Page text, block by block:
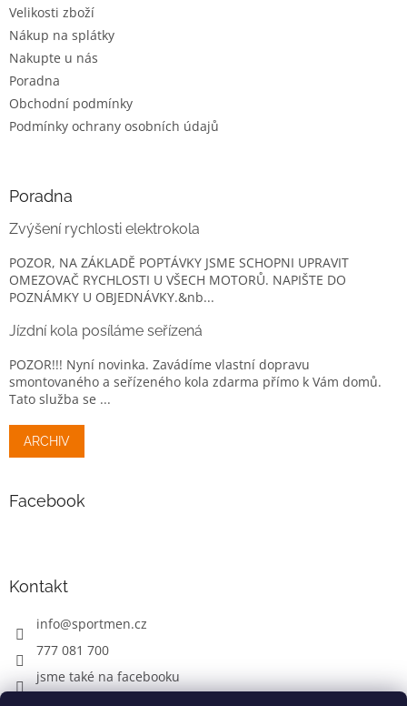
Velikosti zboží
Nákup na splátky
Nakupte u nás
Poradna
Obchodní podmínky
Podmínky ochrany osobních údajů
Poradna
Zvýšení rychlosti elektrokola
POZOR, NA ZÁKLADĚ POPTÁVKY JSME SCHOPNI UPRAVIT
OMEZOVAČ RYCHLOSTI U VŠECH MOTORŮ. NAPIŠTE DO
POZNÁMKY U OBJEDNÁVKY.&nb...
Jízdní kola posíláme seřízená
POZOR!!! Nyní novinka. Zavádíme vlastní dopravu
smontovaného a seřízeného kola zdarma přímo k Vám domů.
Tato služba se ...
ARCHIV
Facebook
Kontakt
info@sportmen.cz
777 081 700
jsme také na facebooku